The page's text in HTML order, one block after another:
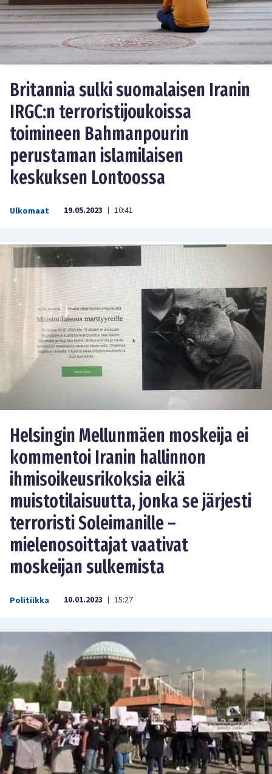
Britannia sulki suomalaisen Iranin
IRGC:n terroristijoukoissa
toimineen Bahmanpourin
perustaman islamilaisen
keskuksen Lontoossa
Ulkomaat 19.05.2023 | 10:41
Helsingin Mellunmäen moskeija ei
kommentoi Iranin hallinnon
ihmisoikeusrikoksia eikä
muistotilaisuutta, jonka se järjesti
terroristi Soleimanille –
mielenosoittajat vaativat
moskeijan sulkemista
Politiikka 10.01.2023 | 15:27